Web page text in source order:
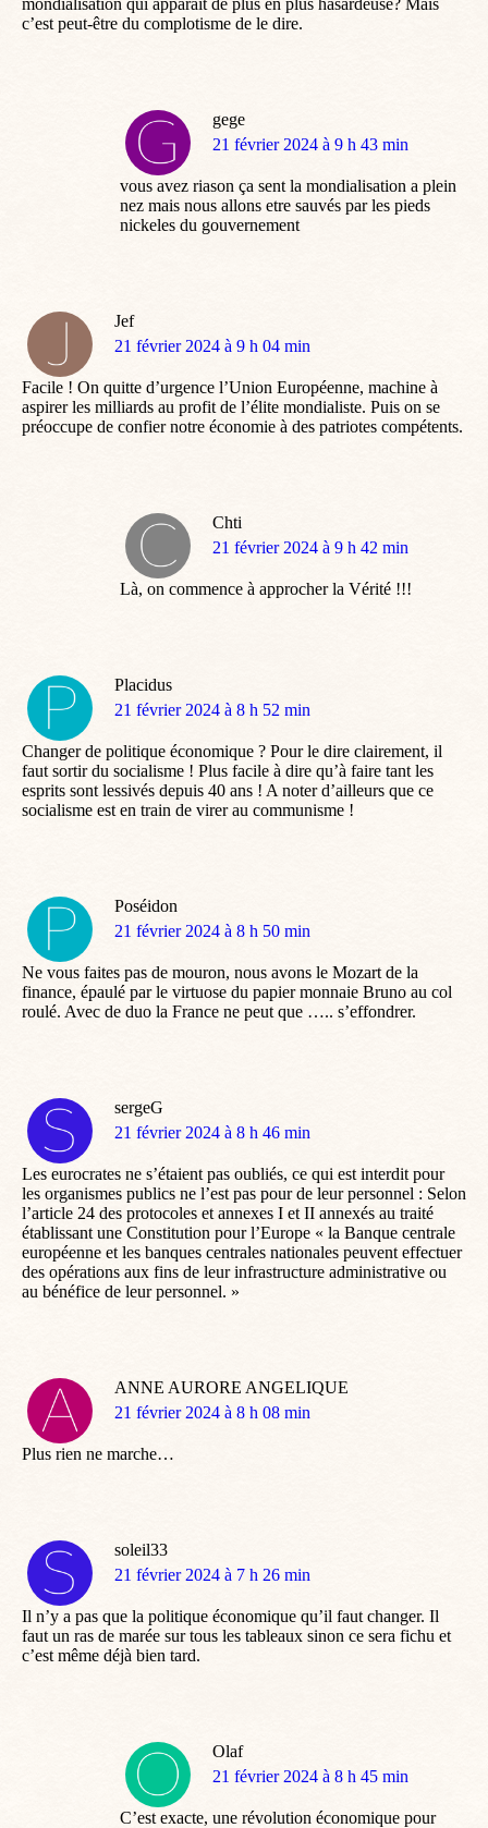
mondialisation qui apparait de plus en plus hasardeuse? Mais
c’est peut-être du complotisme de le dire.
gege
dit
21 février 2024 à 9 h 43 min
vous avez riason ça sent la mondialisation a plein
nez mais nous allons etre sauvés par les pieds
nickeles du gouvernement
Jef
dit
21 février 2024 à 9 h 04 min
Facile ! On quitte d’urgence l’Union Européenne, machine à
aspirer les milliards au profit de l’élite mondialiste. Puis on se
préoccupe de confier notre économie à des patriotes compétents.
Chti
dit
21 février 2024 à 9 h 42 min
Là, on commence à approcher la Vérité !!!
Placidus
dit
21 février 2024 à 8 h 52 min
Changer de politique économique ? Pour le dire clairement, il
faut sortir du socialisme ! Plus facile à dire qu’à faire tant les
esprits sont lessivés depuis 40 ans ! A noter d’ailleurs que ce
socialisme est en train de virer au communisme !
Poséidon
dit
21 février 2024 à 8 h 50 min
Ne vous faites pas de mouron, nous avons le Mozart de la
finance, épaulé par le virtuose du papier monnaie Bruno au col
roulé. Avec de duo la France ne peut que ….. s’effondrer.
sergeG
dit
21 février 2024 à 8 h 46 min
Les eurocrates ne s’étaient pas oubliés, ce qui est interdit pour
les organismes publics ne l’est pas pour de leur personnel : Selon
l’article 24 des protocoles et annexes I et II annexés au traité
établissant une Constitution pour l’Europe « la Banque centrale
européenne et les banques centrales nationales peuvent effectuer
des opérations aux fins de leur infrastructure administrative ou
au bénéfice de leur personnel. »
ANNE AURORE ANGELIQUE
dit
21 février 2024 à 8 h 08 min
Plus rien ne marche…
soleil33
dit
21 février 2024 à 7 h 26 min
Il n’y a pas que la politique économique qu’il faut changer. Il
faut un ras de marée sur tous les tableaux sinon ce sera fichu et
c’est même déjà bien tard.
Olaf
dit
21 février 2024 à 8 h 45 min
C’est exacte, une révolution économique pour